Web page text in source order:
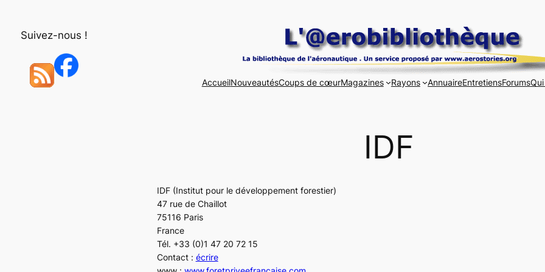
Suivez-nous !
AccueilNouveautésCoups de cœurMagazines Rayons AnnuaireEntretiensForums
IDF
IDF (Institut pour le développement forestier)
47 rue de Chaillot
75116 Paris
France
Tél. +33 (0)1 47 20 72 15
Contact : écrire